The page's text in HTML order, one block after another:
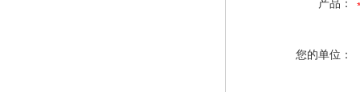
产品：
您的单位：